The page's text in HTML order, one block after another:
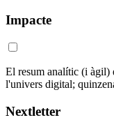
Impacte
El resum analític (i àgil)
l'univers digital;
Nextletter